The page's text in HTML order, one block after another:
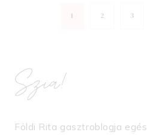
1 2 3
Szia!
Földi Rita gasztroblogja